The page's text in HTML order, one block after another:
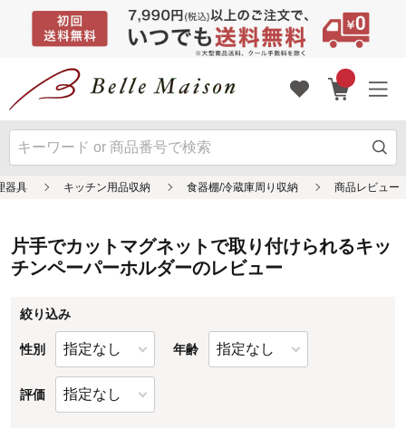
片手でカットマグネットで取り付けられるキッ
チンペーパーホルダーのレビュー
絞り込み
性別 年齢
評価